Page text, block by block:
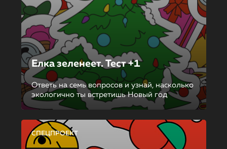
Елка зеленеет. Тест +1
Ответь на семь вопросов и узнай, насколько
экологично ты встретишь Новый год
СПЕЦПРОЕКТ